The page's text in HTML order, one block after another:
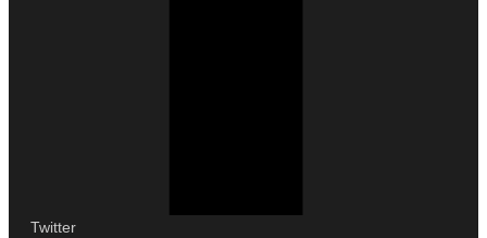
Twitter